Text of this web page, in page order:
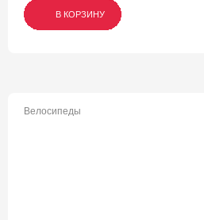
В КОРЗИНУ
В КОРЗИНУ
В КОРЗИНУ
Велосипеды